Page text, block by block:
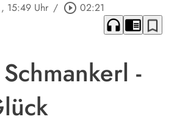
, 15:49 Uhr / play_circle_outline 02:21
headphones chrome_reader_mode bookmark_border
-